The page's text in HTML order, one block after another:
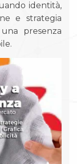
identità,
e strategia
presenza